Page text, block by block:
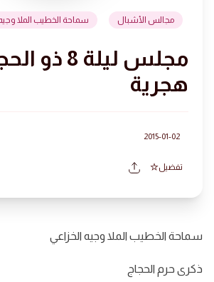
مجالس الأشبال سماحة الخطيب الملا
هجرية
2015-01-02
تفضيل
سماحة الخطيب الملا وجيه الخزاعي
ذكرى حرم الحجاج